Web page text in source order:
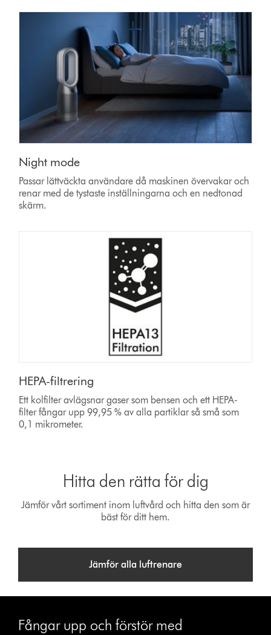
Night mode
Passar lättväckta användare då maskinen övervakar och
renar med de tystaste inställningarna och en nedtonad
skärm.
HEPA-filtrering
Ett kolfilter avlägsnar gaser som bensen och ett HEPA-
filter fångar upp 99,95 % av alla partiklar så små som
0,1 mikrometer.
Hitta den rätta för dig
Jämför vårt sortiment inom luftvård och hitta den som är
bäst för ditt hem.
Jämför alla luftrenare
Fångar upp och förstör med